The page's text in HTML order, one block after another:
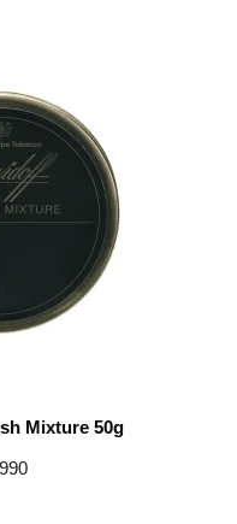
Mixture 50g